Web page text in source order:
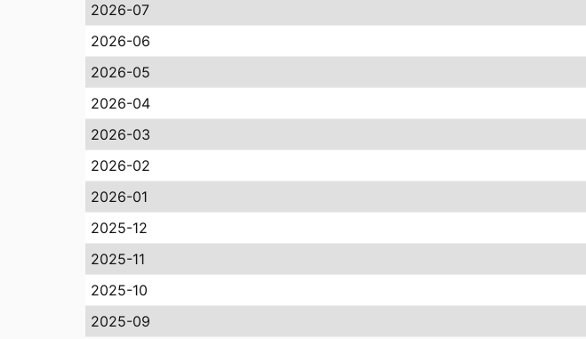
2026-07
2026-06
2026-05
2026-04
2026-03
2026-02
2026-01
2025-12
2025-11
2025-10
2025-09